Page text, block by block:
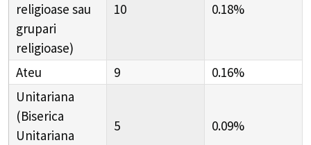
religioase sau
grupari
religioase)
10 0.18%
Ateu 9
0.16%
Unitariana
(Biserica
Unitariana
5 0.09%